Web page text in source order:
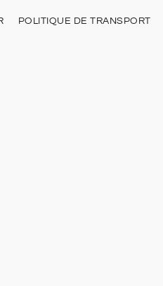
POLITIQUE DE TRANSPORT